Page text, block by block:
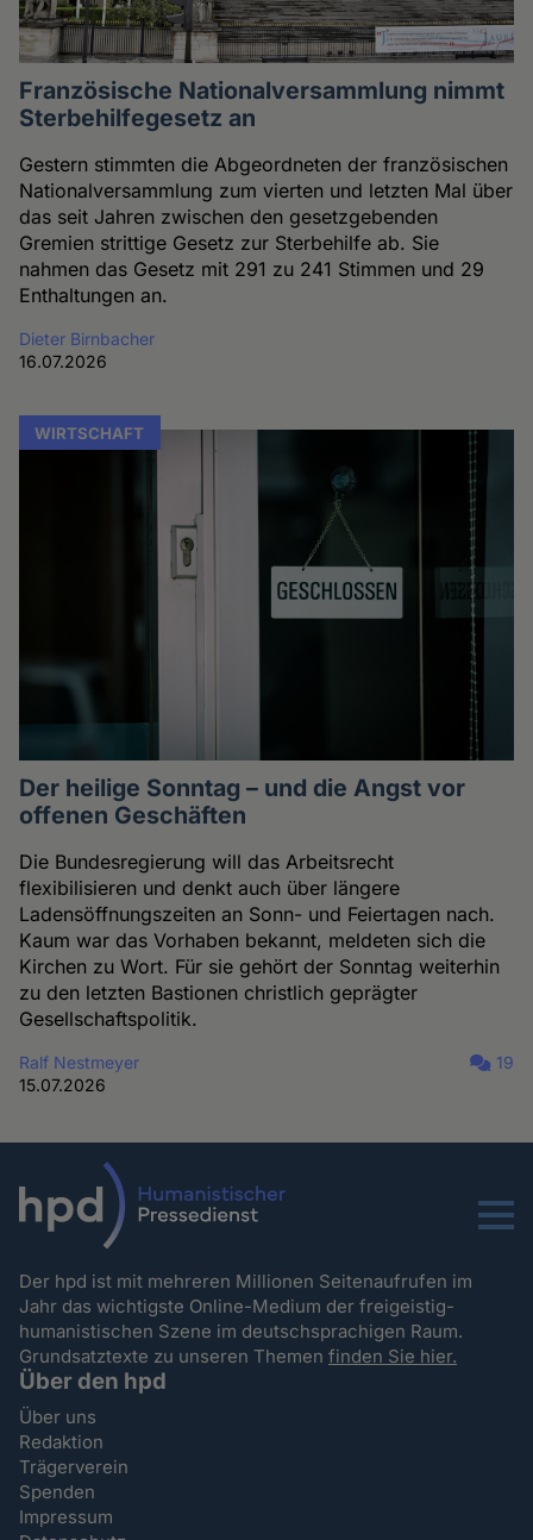
Französische Nationalversammlung nimmt
Sterbehilfegesetz an
Gestern stimmten die Abgeordneten der französischen
Nationalversammlung zum vierten und letzten Mal über
das seit Jahren zwischen den gesetzgebenden
Gremien strittige Gesetz zur Sterbehilfe ab. Sie
nahmen das Gesetz mit 291 zu 241 Stimmen und 29
Enthaltungen an.
Dieter Birnbacher
16.07.2026
WIRTSCHAFT
Der heilige Sonntag – und die Angst vor
offenen Geschäften
Die Bundesregierung will das Arbeitsrecht
flexibilisieren und denkt auch über längere
Ladensöffnungszeiten an Sonn- und Feiertagen nach.
Kaum war das Vorhaben bekannt, meldeten sich die
Kirchen zu Wort. Für sie gehört der Sonntag weiterhin
zu den letzten Bastionen christlich geprägter
Gesellschaftspolitik.
Ralf Nestmeyer
15.07.2026
19
Menu
Der hpd ist mit mehreren Millionen Seitenaufrufen im
Jahr das wichtigste Online-Medium der freigeistig-
humanistischen Szene im deutschsprachigen Raum.
Grundsatztexte zu unseren Themenfinden Sie hier.
Über den hpd
Über uns
Redaktion
Trägerverein
Spenden
Impressum